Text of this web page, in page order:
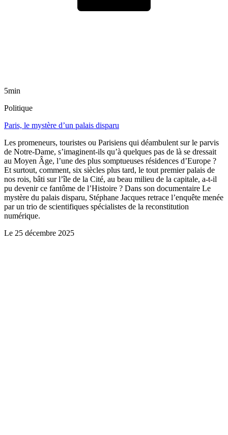
5min
Politique
Paris, le mystère d’un palais disparu
Les promeneurs, touristes ou Parisiens qui déambulent sur le parvis
de Notre-Dame, s’imaginent-ils qu’à quelques pas de là se dressait
au Moyen Âge, l’une des plus somptueuses résidences d’Europe ?
Et surtout, comment, six siècles plus tard, le tout premier palais de
nos rois, bâti sur l’île de la Cité, au beau milieu de la capitale, a-t-il
pu devenir ce fantôme de l’Histoire ? Dans son documentaire Le
mystère du palais disparu, Stéphane Jacques retrace l’enquête menée
par un trio de scientifiques spécialistes de la reconstitution
numérique.
Le 25 décembre 2025